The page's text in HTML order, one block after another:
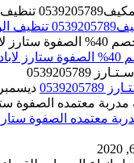
ديسمبر 23, 2020